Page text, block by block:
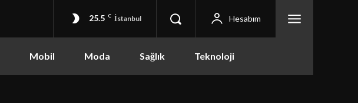
25.5 C İstanbul Hesabım
Mobil Moda Sağlık Teknoloji